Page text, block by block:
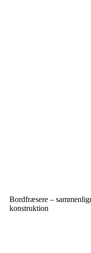
Bordfræsere –
konstruktion